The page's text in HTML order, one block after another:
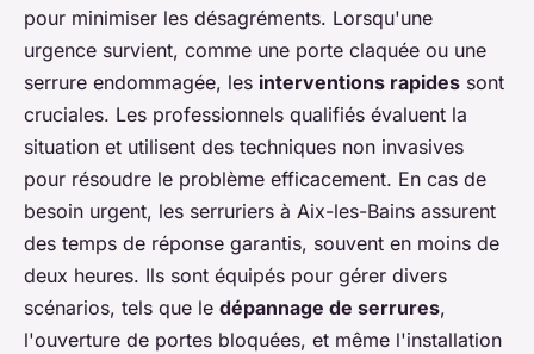
pour minimiser les désagréments. Lorsqu'une
urgence survient, comme une porte claquée ou une
serrure endommagée, les interventions rapides sont
cruciales. Les professionnels qualifiés évaluent la
situation et utilisent des techniques non invasives
pour résoudre le problème efficacement. En cas de
besoin urgent, les serruriers à Aix-les-Bains assurent
des temps de réponse garantis, souvent en moins de
deux heures. Ils sont équipés pour gérer divers
scénarios, tels que le dépannage de serrures,
l'ouverture de portes bloquées, et même l'installation